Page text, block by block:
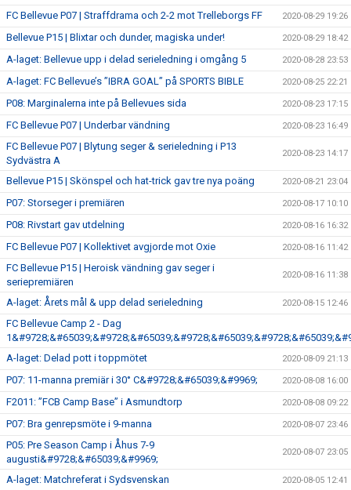
FC Bellevue P07 | Straffdrama och 2-2 mot Trelleborgs FF 2020-08-29 19:26
Bellevue P15 | Blixtar och dunder, magiska under! 2020-08-29 18:42
A-laget: Bellevue upp i delad serieledning i omgång 5 2020-08-28 23:53
A-laget: FC Bellevue’s ”IBRA GOAL” på SPORTS BIBLE 2020-08-25 22:21
P08: Marginalerna inte på Bellevues sida 2020-08-23 17:15
FC Bellevue P07 | Underbar vändning 2020-08-23 16:49
FC Bellevue P07 | Blytung seger & serieledning i P13
Sydvästra A
2020-08-23 14:17
Bellevue P15 | Skönspel och hat-trick gav tre nya poäng 2020-08-21 23:04
P07: Storseger i premiären 2020-08-17 10:10
P08: Rivstart gav utdelning 2020-08-16 16:32
FC Bellevue P07 | Kollektivet avgjorde mot Oxie 2020-08-16 11:42
FC Bellevue P15 | Heroisk vändning gav seger i
seriepremiären
2020-08-16 11:38
A-laget: Årets mål & upp delad serieledning 2020-08-15 12:46
FC Bellevue Camp 2 - Dag
A-laget: Delad pott i toppmötet
2020-08-09 21:13
P07: 11-manna premiär i 30° C&#9728;&#65039;&#9969; 2020-08-08 16:00
F2011: ”FCB Camp Base” i Asmundtorp 2020-08-08 09:22
P07: Bra genrepsmöte i 9-manna 2020-08-07 23:46
P05: Pre Season Camp i Åhus 7-9
augusti&#9728;&#65039;&#9969;
2020-08-07 23:05
A-laget: Matchreferat i Sydsvenskan 2020-08-05 12:41